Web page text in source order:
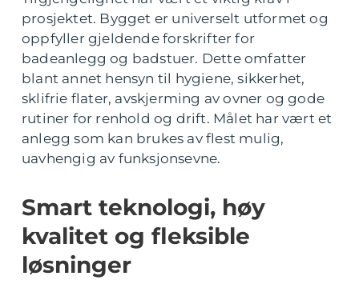
prosjektet. Bygget er universelt utformet og
oppfyller gjeldende forskrifter for
badeanlegg og badstuer. Dette omfatter
blant annet hensyn til hygiene, sikkerhet,
sklifrie flater, avskjerming av ovner og gode
rutiner for renhold og drift. Målet har vært et
anlegg som kan brukes av flest mulig,
uavhengig av funksjonsevne.
Smart teknologi, høy
kvalitet og fleksible
løsninger